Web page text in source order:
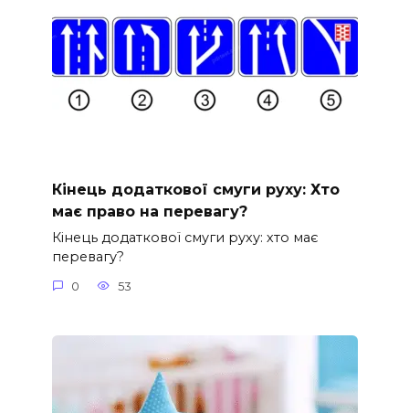
Кінець додаткової смуги руху: Хто
має право на перевагу?
Кінець додаткової смуги руху: хто має
перевагу?
0 53